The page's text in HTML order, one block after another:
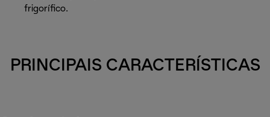
frigorífico.
PRINCIPAIS CARACTERÍSTICAS